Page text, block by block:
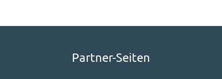
Partner-Seiten